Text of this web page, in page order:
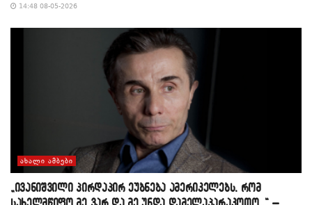
14:48 08-05-2026
ᲐᲮᲐᲚᲘ ᲐᲛᲑᲔᲑᲘ
„ივანიშვილი პირდაპირ ეუბნება ამერიკელებს, რომ